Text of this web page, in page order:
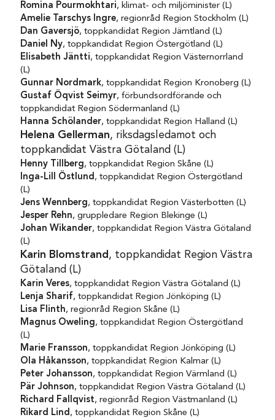
Romina Pourmokhtari, klimat- och miljöminister (L)
Amelie Tarschys Ingre, regionråd Region Stockholm (L)
Dan Gaversjö, toppkandidat Region Jämtland (L)
Daniel Ny, toppkandidat Region Östergötland (L)
Elisabeth Jäntti, toppkandidat Region Västernorrland
(L)
Gunnar Nordmark, toppkandidat Region Kronoberg (L)
Gustaf Öqvist Seimyr, förbundsordförande och
toppkandidat Region Södermanland (L)
Hanna Schölander, toppkandidat Region Halland (L)
Helena Gellerman, riksdagsledamot och
toppkandidat Västra Götaland (L)
Henny Tillberg, toppkandidat Region Skåne (L)
Inga-Lill Östlund , toppkandidat Region Östergötland
(L)
Jens Wennberg, toppkandidat Region Västerbotten (L)
Jesper Rehn, gruppledare Region Blekinge (L)
Johan Wikander, toppkandidat Region Västra Götaland
(L)
Karin Blomstrand , toppkandidat Region Västra
Götaland (L)
Karin Veres, toppkandidat Region Västra Götaland (L)
Lenja Sharif, toppkandidat Region Jönköping (L)
Lisa Flinth, regionråd Region Skåne (L)
Magnus Oweling, toppkandidat Region Östergötland
(L)
Marie Fransson, toppkandidat Region Jönköping (L)
Ola Håkansson, toppkandidat Region Kalmar (L)
Peter Johansson, toppkandidat Region Värmland (L)
Pär Johnson, toppkandidat Region Västra Götaland (L)
Richard Fallqvist, regionråd Region Västmanland (L)
Rikard Lind , toppkandidat Region Skåne (L)